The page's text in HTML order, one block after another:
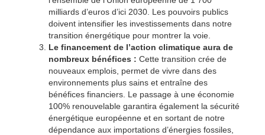
milliards d’euros d’ici 2030. Les pouvoirs publics
doivent intensifier les investissements dans notre
transition énergétique pour montrer la voie.
Le financement de l’action climatique aura de
nombreux bénéfices : Cette transition crée de
nouveaux emplois, permet de vivre dans des
environnements plus sains et entraîne des
bénéfices financiers. Le passage à une économie
100% renouvelable garantira également la sécurité
énergétique européenne et en sortant de notre
dépendance aux importations d’énergies fossiles,